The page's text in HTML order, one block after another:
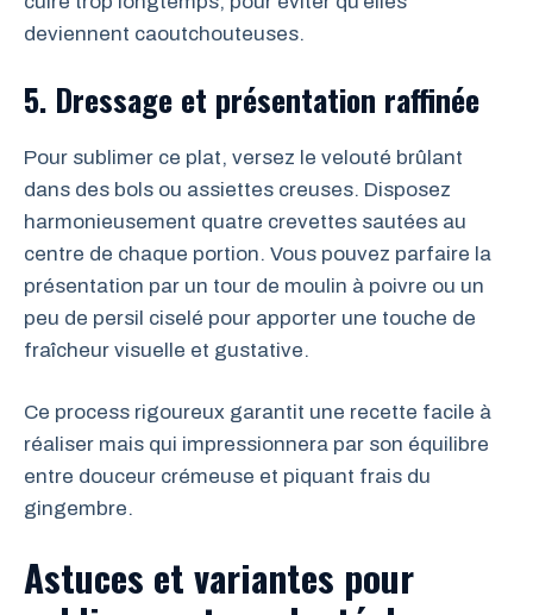
deviennent caoutchouteuses.
5. Dressage et présentation raffinée
Pour sublimer ce plat, versez le velouté brûlant
dans des bols ou assiettes creuses. Disposez
harmonieusement quatre crevettes sautées au
centre de chaque portion. Vous pouvez parfaire la
présentation par un tour de moulin à poivre ou un
peu de persil ciselé pour apporter une touche de
fraîcheur visuelle et gustative.
Ce process rigoureux garantit une recette facile à
réaliser mais qui impressionnera par son équilibre
entre douceur crémeuse et piquant frais du
gingembre.
Astuces et variantes pour